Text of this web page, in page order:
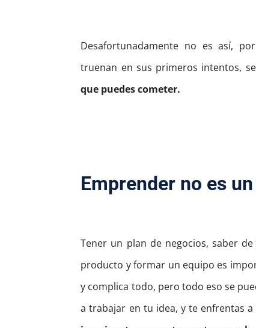
Desafortunadamente no es así,
truenan en sus primeros intentos,
que puedes cometer.
Emprender no es
Tener un plan de negocios, saber
producto y formar un equipo es
y complica todo, pero todo eso se
a trabajar en tu idea, y te enfrentas a